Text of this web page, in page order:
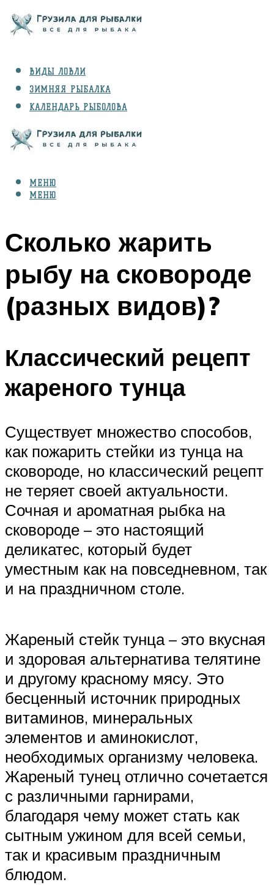
ВИДЫ ЛОВЛИ
ЗИМНЯЯ РЫБАЛКА
КАЛЕНДАРЬ РЫБОЛОВА
СНАРЯЖЕНИЕ
МЕНЮ
МЕНЮ
Сколько жарить
рыбу на сковороде
(разных видов)?
Классический рецепт
жареного тунца
Существует множество способов,
как пожарить стейки из тунца на
сковороде, но классический рецепт
не теряет своей актуальности.
Сочная и ароматная рыбка на
сковороде – это настоящий
деликатес, который будет
уместным как на повседневном, так
и на праздничном столе.
Жареный стейк тунца – это вкусная
и здоровая альтернатива телятине
и другому красному мясу. Это
бесценный источник природных
витаминов, минеральных
элементов и аминокислот,
необходимых организму человека.
Жареный тунец отлично сочетается
с различными гарнирами,
благодаря чему может стать как
сытным ужином для всей семьи,
так и красивым праздничным
блюдом.